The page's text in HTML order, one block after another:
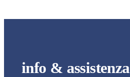
info & assistenza